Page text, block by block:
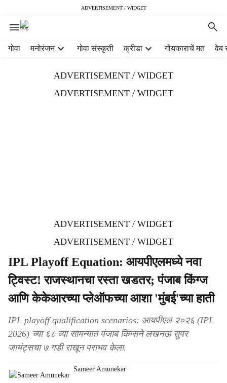
ADVERTISEMENT / WIDGET
गोवा मनोरंजन गोवा संस्कृती क्रीडा गोंयकाराचें मत वेब
ADVERTISEMENT / WIDGET
ADVERTISEMENT / WIDGET
ADVERTISEMENT / WIDGET
ADVERTISEMENT / WIDGET
IPL Playoff Equation: आयपीएलमध्ये नवा
ट्विस्ट! राजस्थानचा रस्ता खडतर; पंजाब किंग्ज
आणि केकेआरच्या प्लेऑफच्या आशा 'मुंबई'च्या हाती
IPL playoff qualification scenarios: आयपीएल २०२६ (IPL
2026) च्या ६८ व्या सामन्यात पंजाब किंग्सने लखनऊ सुपर
जायंट्सचा ७ गडी राखून पराभव केला.
Sameer Amunekar